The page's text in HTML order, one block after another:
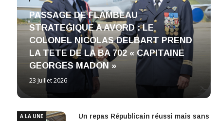
PASSAGE DE FLAMBEAU
STRATEGIQUE A AVORD : LE
COLONEL NICOLAS DELBART PREND
LA TETE DE LA BA 702 « CAPITAINE
GEORGES MADON »
23 Juillet 2026
A LA UNE
Un repas Républicain réussi mais sans